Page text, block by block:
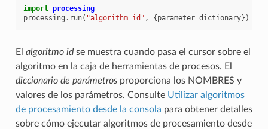
import processing
processing . run( "algorithm_id" , {parameter_dictionary})
El algoritmo idse muestra cuando pasa el cursor sobre el
algoritmo en la caja de herramientas de procesos. El
diccionario de parámetrosproporciona los NOMBRES y
valores de los parámetros. Consulte Utilizar algoritmos
de procesamiento desde la consola para obtener detalles
sobre cómo ejecutar algoritmos de procesamiento desde